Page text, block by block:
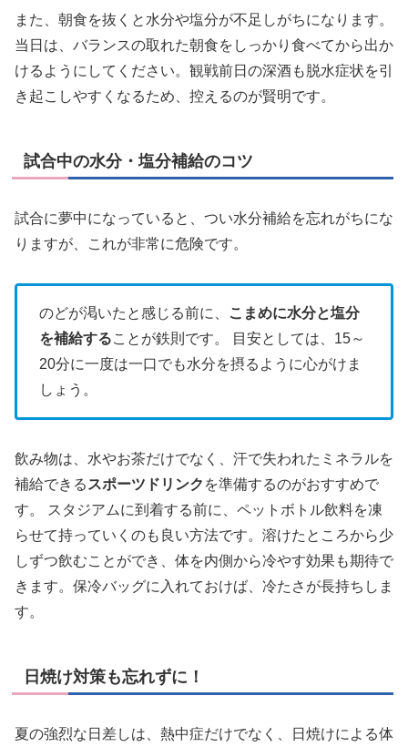
また、朝食を抜くと水分や塩分が不足しがちになります。
当日は、バランスの取れた朝食をしっかり食べてから出か
けるようにしてください。観戦前日の深酒も脱水症状を引
き起こしやすくなるため、控えるのが賢明です。
試合中の水分・塩分補給のコツ
試合に夢中になっていると、つい水分補給を忘れがちにな
りますが、これが非常に危険です。
のどが渇いたと感じる前に、
こまめに水分と塩分
を補給することが鉄則です。 目安としては、15～
20分に一度は一口でも水分を摂るように心がけま
しょう。
飲み物は、水やお茶だけでなく、汗で失われたミネラルを
補給できる スポーツドリンク を準備するのがおすすめで
す。 スタジアムに到着する前に、ペットボトル飲料を凍
らせて持っていくのも良い方法です。溶けたところから少
しずつ飲むことができ、体を内側から冷やす効果も期待で
きます。保冷バッグに入れておけば、冷たさが長持ちしま
す。
日焼け対策も忘れずに！
夏の強烈な日差しは、熱中症だけでなく、日焼けによる体